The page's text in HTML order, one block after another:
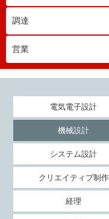
調達
営業
電気電子設計
機械設計
システム設計
クリエイティブ制作
経理